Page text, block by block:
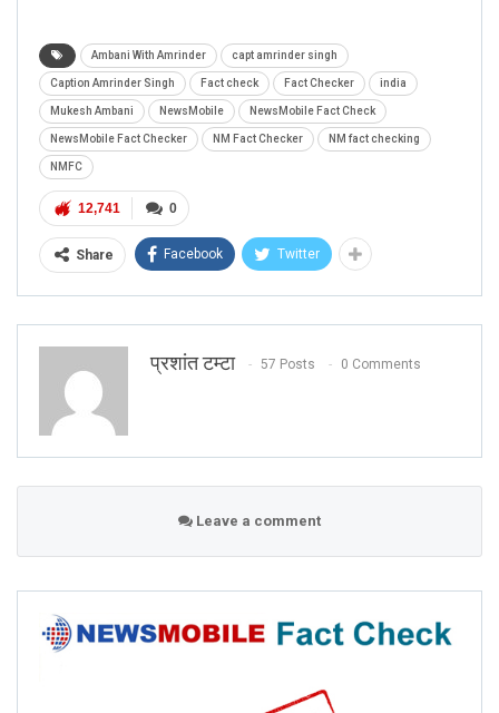
Ambani With Amrinder capt amrinder singh
Caption Amrinder Singh Fact check Fact Checker india
Mukesh Ambani NewsMobile NewsMobile Fact Check
NewsMobile Fact Checker NM Fact Checker NM fact checking
NMFC
0
12,741
Share Facebook Twitter
प्रशांत टम्टा 57 Posts 0 Comments
Leave a comment